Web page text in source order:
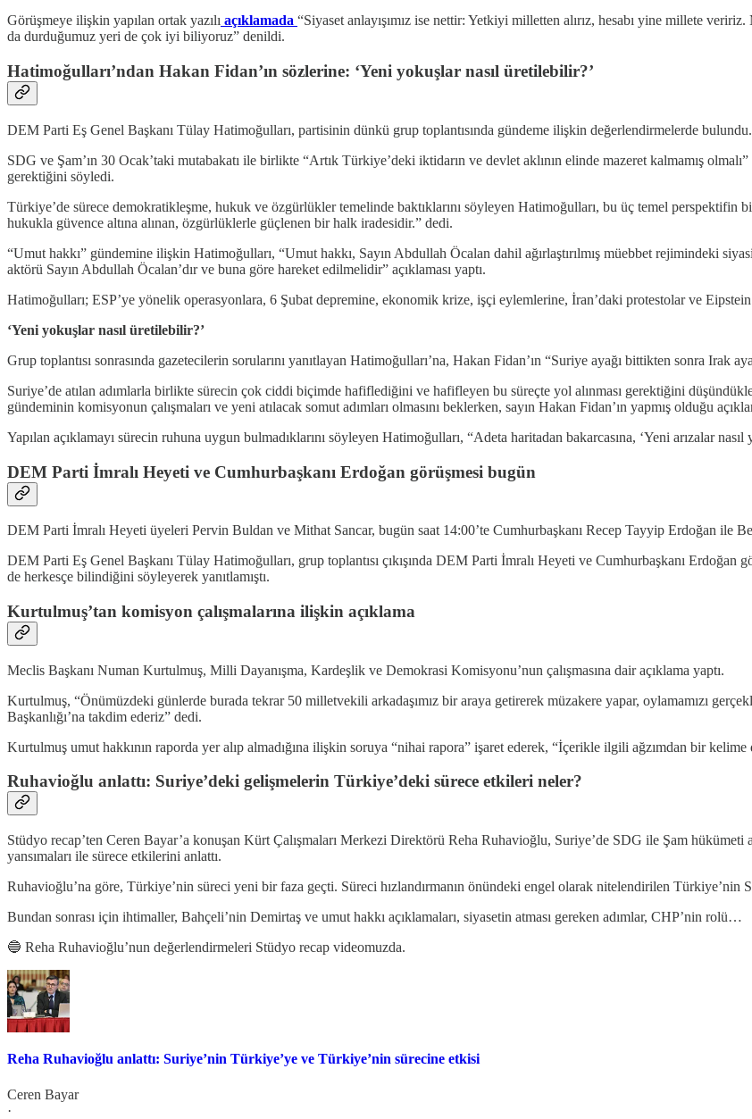
Görüşmeye ilişkin yapılan ortak yazılı açıklamada “Siyaset anlayışımız ise nettir: Yetkiyi milletten alırız, hesabı yine millete
da durduğumuz yeri de çok iyi biliyoruz” denildi.
Hatimoğulları’ndan Hakan Fidan’ın sözlerine: ‘Yeni yokuşlar nasıl üretilebilir?’
DEM Parti Eş Genel Başkanı Tülay Hatimoğulları, partisinin dünkü grup toplantısında gündeme ilişkin değerlendirmelerde bulundu.
SDG ve Şam’ın 30 Ocak’taki mutabakatı ile birlikte “Artık Türkiye’deki iktidarın ve devlet aklının elinde mazeret kalmamış
gerektiğini söyledi.
Türkiye’de sürece demokratikleşme, hukuk ve özgürlükler temelinde baktıklarını söyleyen Hatimoğulları, bu üç temel
hukukla güvence altına alınan, özgürlüklerle güçlenen bir halk iradesidir.” dedi.
“Umut hakkı” gündemine ilişkin Hatimoğulları, “Umut hakkı, Sayın Abdullah Öcalan dahil ağırlaştırılmış müebbet rejimindeki
aktörü Sayın Abdullah Öcalan’dır ve buna göre hareket edilmelidir” açıklaması yaptı.
Hatimoğulları; ESP’ye yönelik operasyonlara, 6 Şubat depremine, ekonomik krize, işçi eylemlerine, İran’daki protestolar ve
‘Yeni yokuşlar nasıl üretilebilir?’
Grup toplantısı sonrasında gazetecilerin sorularını yanıtlayan Hatimoğulları’na, Hakan Fidan’ın “Suriye ayağı bittikten sonra Irak
Suriye’de atılan adımlarla birlikte sürecin çok ciddi biçimde hafiflediğini ve hafifleyen bu süreçte yol alınması gerektiğini
gündeminin komisyonun çalışmaları ve yeni atılacak somut adımları olmasını beklerken, sayın Hakan Fidan’ın yapmış olduğu
Yapılan açıklamayı sürecin ruhuna uygun bulmadıklarını söyleyen Hatimoğulları, “Adeta haritadan bakarcasına, ‘Yeni arızalar
DEM Parti İmralı Heyeti ve Cumhurbaşkanı Erdoğan görüşmesi bugün
DEM Parti İmralı Heyeti üyeleri Pervin Buldan ve Mithat Sancar, bugün saat 14:00’te Cumhurbaşkanı Recep Tayyip Erdoğan ile
DEM Parti Eş Genel Başkanı Tülay Hatimoğulları, grup toplantısı çıkışında DEM Parti İmralı Heyeti ve Cumhurbaşkanı
de herkesçe bilindiğini söyleyerek yanıtlamıştı.
Kurtulmuş’tan komisyon çalışmalarına ilişkin açıklama
Meclis Başkanı Numan Kurtulmuş, Milli Dayanışma, Kardeşlik ve Demokrasi Komisyonu’nun çalışmasına dair açıklama yaptı.
Kurtulmuş, “Önümüzdeki günlerde burada tekrar 50 milletvekili arkadaşımız bir araya getirerek müzakere yapar, oylamamızı
Başkanlığı’na takdim ederiz” dedi.
Kurtulmuş umut hakkının raporda yer alıp almadığına ilişkin soruya “nihai rapora” işaret ederek, “İçerikle ilgili ağzımdan bir
Ruhavioğlu anlattı: Suriye’deki gelişmelerin Türkiye’deki sürece etkileri neler?
Stüdyo recap’ten Ceren Bayar’a konuşan Kürt Çalışmaları Merkezi Direktörü Reha Ruhavioğlu, Suriye’de SDG ile Şam hükümeti
yansımaları ile sürece etkilerini anlattı.
Ruhavioğlu’na göre, Türkiye’nin süreci yeni bir faza geçti. Süreci hızlandırmanın önündeki engel olarak nitelendirilen Türkiye’nin
Bundan sonrası için ihtimaller, Bahçeli’nin Demirtaş ve umut hakkı açıklamaları, siyasetin atması gereken adımlar, CHP’nin rolü…
🔵 Reha Ruhavioğlu’nun değerlendirmeleri Stüdyo recap videomuzda.
Reha Ruhavioğlu anlattı: Suriye’nin Türkiye’ye ve Türkiye’nin sürecine etkisi
Ceren Bayar
·